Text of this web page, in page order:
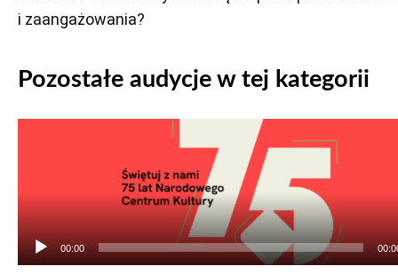
i zaangażowania?
Pozostałe audycje w tej kategorii
00:00